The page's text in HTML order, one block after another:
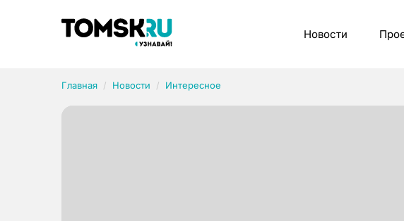
Новости
Главная Новости Интересное
Рубрики